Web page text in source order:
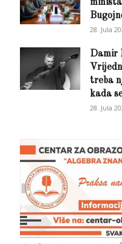
28. Jula
Damir
treba
kada
28. Jula